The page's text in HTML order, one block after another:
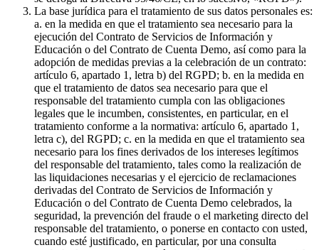
La base jurídica para el tratamiento de sus datos personales es:
a. en la medida en que el tratamiento sea necesario para la
ejecución del Contrato de Servicios de Información y
Educación o del Contrato de Cuenta Demo, así como para la
adopción de medidas previas a la celebración de un contrato:
artículo 6, apartado 1, letra b) del RGPD; b. en la medida en
que el tratamiento de datos sea necesario para que el
responsable del tratamiento cumpla con las obligaciones
legales que le incumben, consistentes, en particular, en el
tratamiento conforme a la normativa: artículo 6, apartado 1,
letra c), del RGPD; c. en la medida en que el tratamiento sea
necesario para los fines derivados de los intereses legítimos
del responsable del tratamiento, tales como la realización de
las liquidaciones necesarias y el ejercicio de reclamaciones
derivadas del Contrato de Servicios de Información y
Educación o del Contrato de Cuenta Demo celebrados, la
seguridad, la prevención del fraude o el marketing directo del
responsable del tratamiento, o ponerse en contacto con usted,
cuando esté justificado, en particular, por una consulta